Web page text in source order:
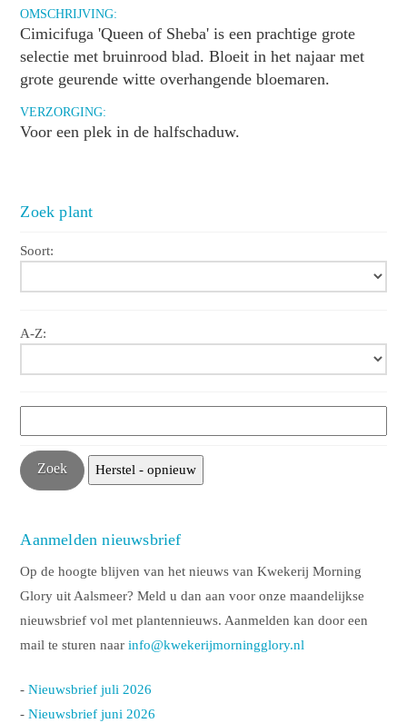
OMSCHRIJVING:
Cimicifuga 'Queen of Sheba' is een prachtige grote
selectie met bruinrood blad. Bloeit in het najaar met
grote geurende witte overhangende bloemaren.
VERZORGING:
Voor een plek in de halfschaduw.
Zoek plant
Soort:
A-Z:
Aanmelden nieuwsbrief
Op de hoogte blijven van het nieuws van Kwekerij Morning
Glory uit Aalsmeer? Meld u dan aan voor onze maandelijkse
nieuwsbrief vol met plantennieuws. Aanmelden kan door een
mail te sturen naarinfo@kwekerijmorningglory.nl
-Nieuwsbrief juli 2026
-Nieuwsbrief juni 2026